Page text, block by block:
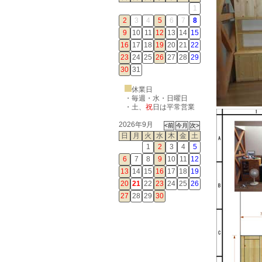
1
2
3 4 5 6 7
8
9
10 11 12 13 14 15
16 17 18 19 20 21 22
23 24 25 26 27 28 29
30 31
休業日
・毎週・水・日曜日
・ 土、 祝日は平常営業
2026年9月
日
月 火 水 木 金
土
1
2 3 4
5
6
7 8 9 10 11 12
13 14 15 16 17 18 19
20 21 22 23 24 25 26
27 28 29 30